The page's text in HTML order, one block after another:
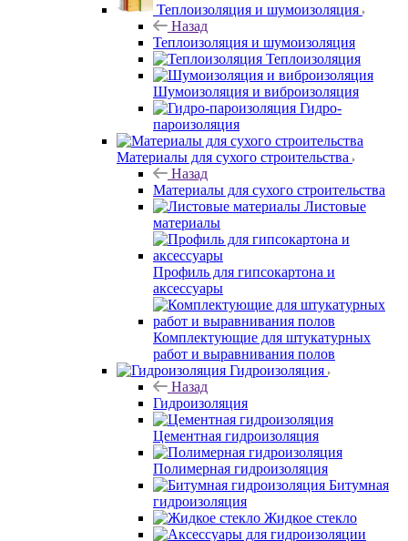
Теплоизоляция и шумоизоляция
Назад
Теплоизоляция и шумоизоляция
Теплоизоляция
Шумоизоляция и виброизоляция
Гидро-
пароизоляция
Материалы для сухого строительства
Назад
Материалы для сухого строительства
Листовые
материалы
Профиль для гипсокартона и
аксессуары
Комплектующие для штукатурных
работ и выравнивания полов
Гидроизоляция
Назад
Гидроизоляция
Цементная гидроизоляция
Полимерная гидроизоляция
Битумная
гидроизоляция
Жидкое стекло